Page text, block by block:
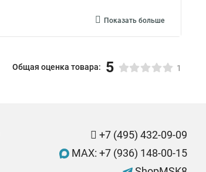
Показать больше
Общая оценка товара: 5 1
+7 (495) 432-09-09
MAX: +7 (936) 148-00-15